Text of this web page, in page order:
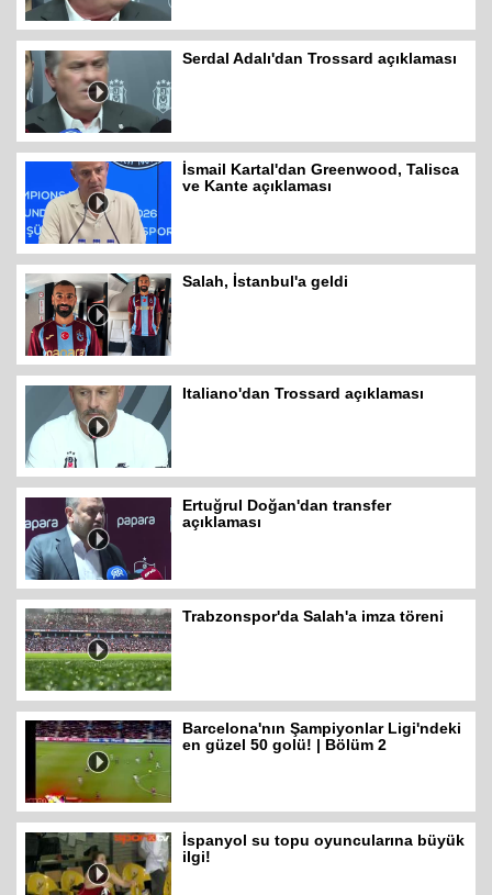
Serdal Adalı'dan Trossard açıklaması
İsmail Kartal'dan Greenwood, Talisca
ve Kante açıklaması
Salah, İstanbul'a geldi
Italiano'dan Trossard açıklaması
Ertuğrul Doğan'dan transfer
açıklaması
Trabzonspor'da Salah'a imza töreni
Barcelona'nın Şampiyonlar Ligi'ndeki
en güzel 50 golü! | Bölüm 2
İspanyol su topu oyuncularına büyük
ilgi!